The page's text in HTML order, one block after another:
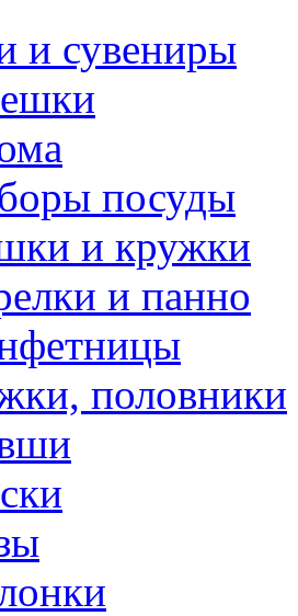
и сувениры
посуды
и кружки
и панно
половники